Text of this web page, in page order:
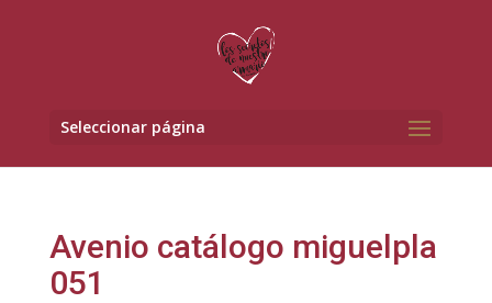
Seleccionar página
Avenio catálogo miguelpla
051